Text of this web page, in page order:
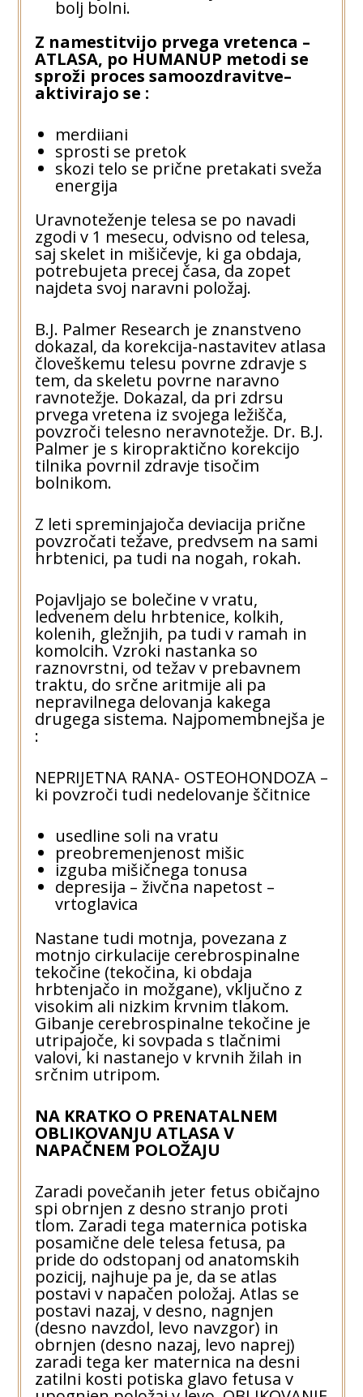
bolj bolni.
Z namestitvijo prvega vretenca –
ATLASA, po HUMANUP metodi se
sproži proces samoozdravitve–
aktivirajo se :
merdiiani
sprosti se pretok
skozi telo se prične pretakati sveža
energija
Uravnoteženje telesa se po navadi
zgodi v 1 mesecu, odvisno od telesa,
saj skelet in mišičevje, ki ga obdaja,
potrebujeta precej časa, da zopet
najdeta svoj naravni položaj.
B.J. Palmer Research je znanstveno
dokazal, da korekcija-nastavitev atlasa
človeškemu telesu povrne zdravje s
tem, da skeletu povrne naravno
ravnotežje. Dokazal, da pri zdrsu
prvega vretena iz svojega ležišča,
povzroči telesno neravnotežje. Dr. B.J.
Palmer je s kiropraktično korekcijo
tilnika povrnil zdravje tisočim
bolnikom.
Z leti spreminjajoča deviacija prične
povzročati težave, predvsem na sami
hrbtenici, pa tudi na nogah, rokah.
Pojavljajo se bolečine v vratu,
ledvenem delu hrbtenice, kolkih,
kolenih, gležnjih, pa tudi v ramah in
komolcih. Vzroki nastanka so
raznovrstni, od težav v prebavnem
traktu, do srčne aritmije ali pa
nepravilnega delovanja kakega
drugega sistema. Najpomembnejša je
:
NEPRIJETNA RANA- OSTEOHONDOZA –
ki povzroči tudi nedelovanje ščitnice
usedline soli na vratu
preobremenjenost mišic
izguba mišičnega tonusa
depresija – živčna napetost –
vrtoglavica
Nastane tudi motnja, povezana z
motnjo cirkulacije cerebrospinalne
tekočine (tekočina, ki obdaja
hrbtenjačo in možgane), vključno z
visokim ali nizkim krvnim tlakom.
Gibanje cerebrospinalne tekočine je
utripajoče, ki sovpada s tlačnimi
valovi, ki nastanejo v krvnih žilah in
srčnim utripom.
NA KRATKO O PRENATALNEM
OBLIKOVANJU ATLASA V
NAPAČNEM POLOŽAJU
Zaradi povečanih jeter fetus običajno
spi obrnjen z desno stranjo proti
tlom. Zaradi tega maternica potiska
posamične dele telesa fetusa, pa
pride do odstopanj od anatomskih
pozicij, najhuje pa je, da se atlas
postavi v napačen položaj. Atlas se
postavi nazaj, v desno, nagnjen
(desno navzdol, levo navzgor) in
obrnjen (desno nazaj, levo naprej)
zaradi tega ker maternica na desni
zatilni kosti potiska glavo fetusa v